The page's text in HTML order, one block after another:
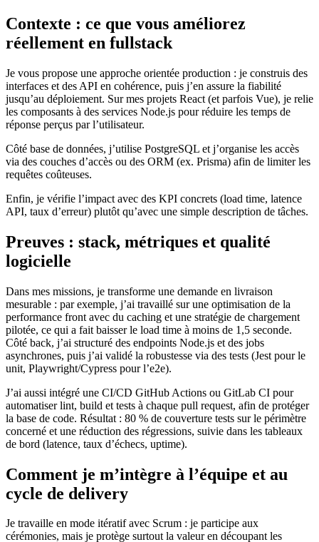
Contexte : ce que vous améliorez
réellement en fullstack
Je vous propose une approche orientée production : je construis des
interfaces et des API en cohérence, puis j’en assure la fiabilité
jusqu’au déploiement. Sur mes projets React (et parfois Vue), je relie
les composants à des services Node.js pour réduire les temps de
réponse perçus par l’utilisateur.
Côté base de données, j’utilise PostgreSQL et j’organise les accès
via des couches d’accès ou des ORM (ex. Prisma) afin de limiter les
requêtes coûteuses.
Enfin, je vérifie l’impact avec des KPI concrets (load time, latence
API, taux d’erreur) plutôt qu’avec une simple description de tâches.
Preuves : stack, métriques et qualité
logicielle
Dans mes missions, je transforme une demande en livraison
mesurable : par exemple, j’ai travaillé sur une optimisation de la
performance front avec du caching et une stratégie de chargement
pilotée, ce qui a fait baisser le load time à moins de 1,5 seconde.
Côté back, j’ai structuré des endpoints Node.js et des jobs
asynchrones, puis j’ai validé la robustesse via des tests (Jest pour le
unit, Playwright/Cypress pour l’e2e).
J’ai aussi intégré une CI/CD GitHub Actions ou GitLab CI pour
automatiser lint, build et tests à chaque pull request, afin de protéger
la base de code. Résultat : 80 % de couverture tests sur le périmètre
concerné et une réduction des régressions, suivie dans les tableaux
de bord (latence, taux d’échecs, uptime).
Comment je m’intègre à l’équipe et au
cycle de delivery
Je travaille en mode itératif avec Scrum : je participe aux
cérémonies, mais je protège surtout la valeur en découpant les